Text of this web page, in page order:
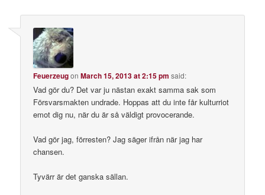
FeuerzeugonMarch 15, 2013 at 2:15 pm said:
Vad gör du? Det var ju nästan exakt samma sak som
Försvarsmakten undrade. Hoppas att du inte får kulturriot
emot dig nu, när du är så väldigt provocerande.
Vad gör jag, förresten? Jag säger ifrån när jag har
chansen.
Tyvärr är det ganska sällan.